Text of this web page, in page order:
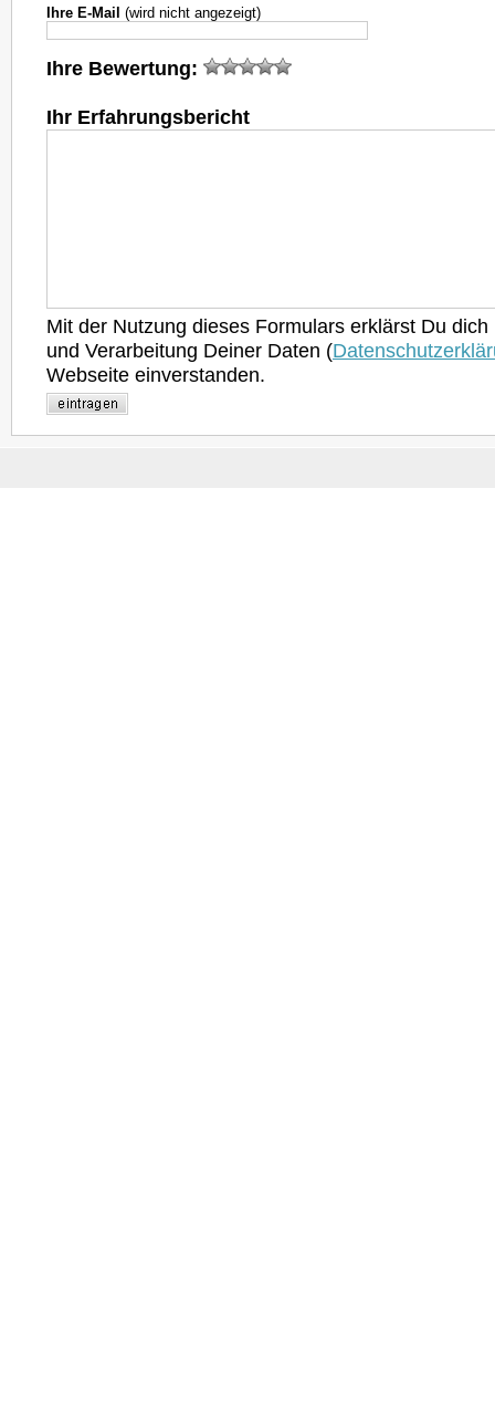
Ihre E-Mail (wird nicht angezeigt)
Ihre Bewertung:
Ihr Erfahrungsbericht
Mit der Nutzung dieses Formulars erklärst Du
und Verarbeitung Deiner Daten (
Webseite einverstanden.